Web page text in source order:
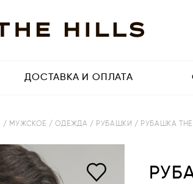
ДОСТАВКА И ОПЛАТА
/ МУЖСКОЕ / ОДЕЖДА / РУБАШКИ / РУБАШКА THE